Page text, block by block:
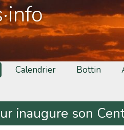
Calendrier Bottin
inaugure son